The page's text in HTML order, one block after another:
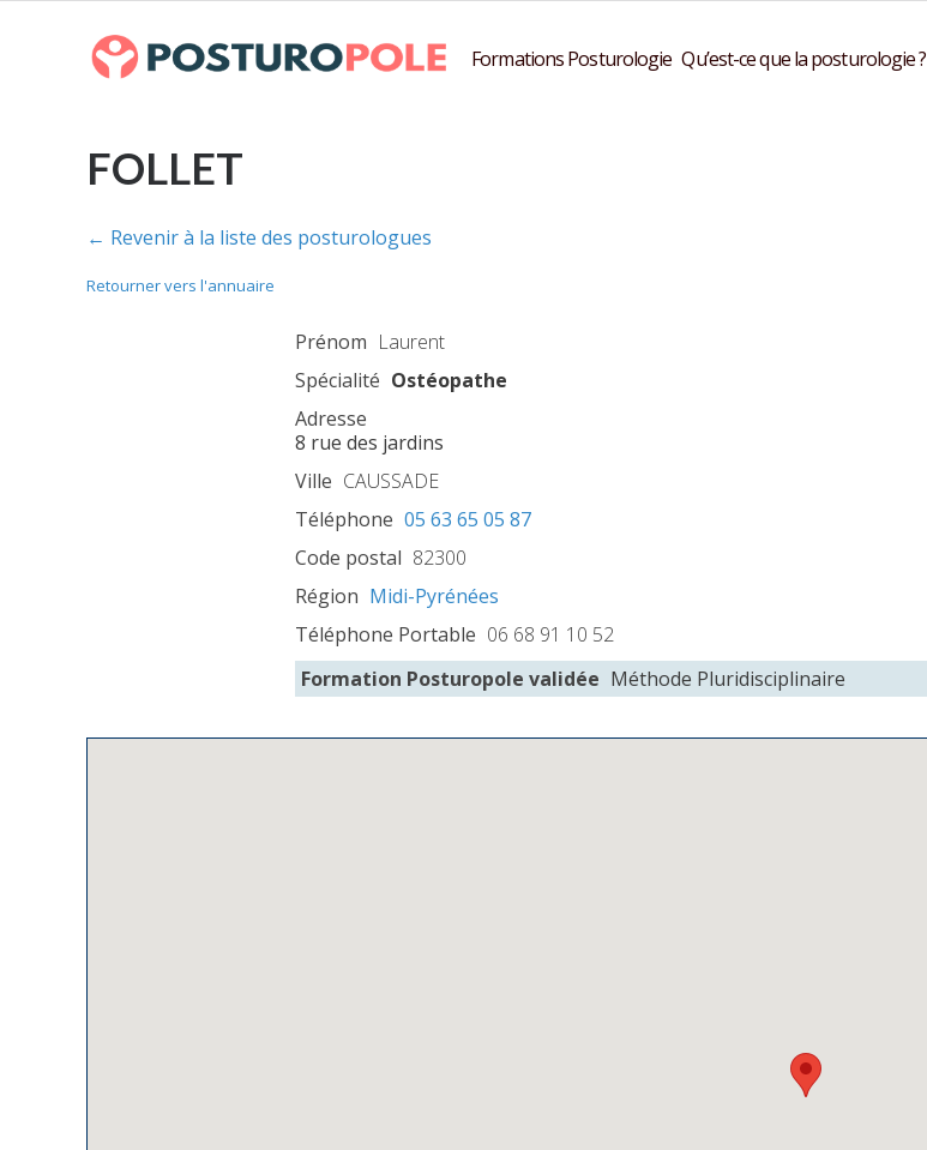
Formations Posturologie Qu’est-ce que la posturologie ?
FOLLET
← Revenir à la liste des posturologues
Retourner vers l'annuaire
Prénom Laurent
Spécialité Ostéopathe
Adresse
8 rue des jardins
Ville CAUSSADE
Téléphone 05 63 65 05 87
Code postal 82300
Région Midi-Pyrénées
Téléphone Portable 06 68 91 10 52
Formation Posturopole validée Méthode Pluridisciplinaire